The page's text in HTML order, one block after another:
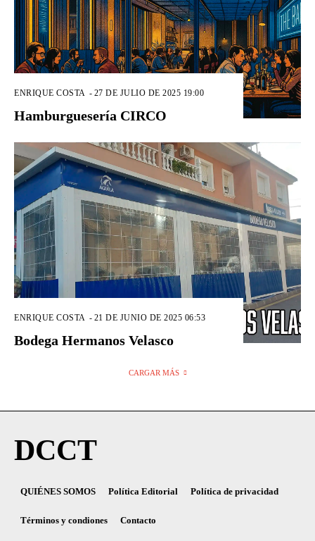
ENRIQUE COSTA - 27 DE JULIO DE 2025 19:00
Hamburguesería CIRCO
ENRIQUE COSTA - 21 DE JUNIO DE 2025 06:53
Bodega Hermanos Velasco
CARGAR MÁS
DCCT
QUIÉNES SOMOS Política Editorial Política de privacidad
Términos y condiones Contacto